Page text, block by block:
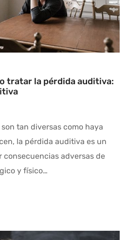
tratar la pérdida auditiva:
tan diversas como haya
la pérdida auditiva es un
consecuencias adversas de
y físico…